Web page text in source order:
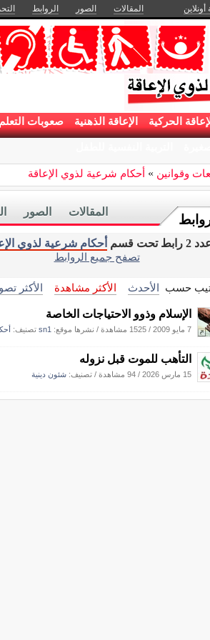
أونلاين المقالات الصور الروابط
الحركية الإعاقة الذهنية صعوبات التعلم
وقوانين » أحكام شرعية لذوي الإعاقة
الصور المقالات
2 رابط تحت قسم
أحكام شرعية لذوي
تصفح جميع الروابط
حسب الأحدث الأكثر مشاهدة الأكثر
الإسلام وذوو الاحتياجات الخاصة
7 مايو 2009 / 1525 مشاهدة / نشرها موقع: sn1 تصنيف:
التأهب للموت قبل نزوله
15 مارس 2026 / 94 مشاهدة / تصنيف: شئون دينية